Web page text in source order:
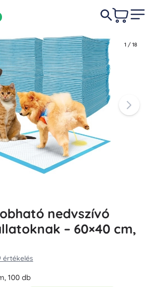
1 / 18
nedvszívó
– 60×40 cm,
értékelés
100 db
Ft Kosárba